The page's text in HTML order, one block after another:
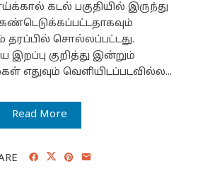
கடல் பகுதியில் இருந்து
சொல்லப்பட்டது.
குறித்து இன்றும்
எதுவும் வெளியிடப்படவில்ல...
Read More